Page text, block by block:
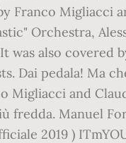
Franco Migliacci
Orchestra,
also covered
Dai pedala! Ma
Migliacci and
fredda. Manuel
2019 )